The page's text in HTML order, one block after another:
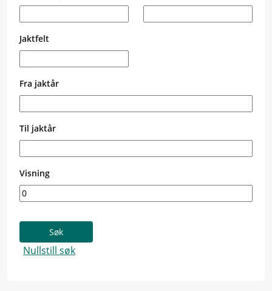
Jaktfelt
Fra jaktår
Til jaktår
Visning